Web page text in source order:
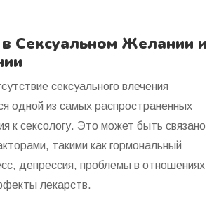
Сексуальном Желании и
сексуального влечения
одной из самых распространенных
к сексологу. Это может быть связано
такими как гормональный
депрессия, проблемы в отношениях
лекарств.